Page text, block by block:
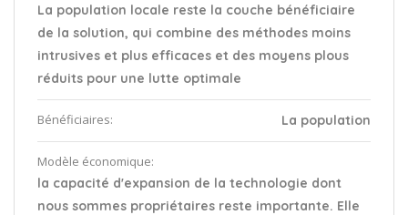
La population locale reste la couche bénéficiaire
de la solution, qui combine des méthodes moins
intrusives et plus efficaces et des moyens plous
réduits pour une lutte optimale
Bénéficiaires: La population
Modèle économique:
la capacité d'expansion de la technologie dont
nous sommes propriétaires reste importante. Elle